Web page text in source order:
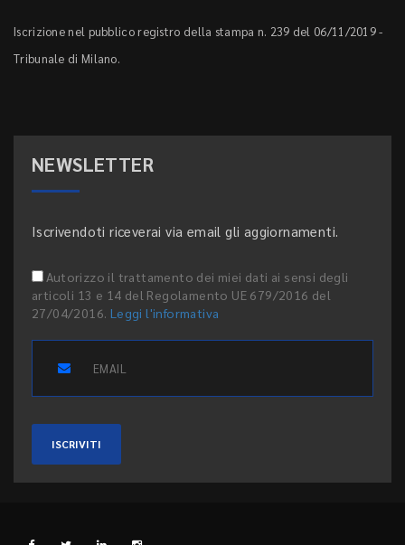
Iscrizione nel pubblico registro della stampa n. 239 del 06/11/2019 -
Tribunale di Milano.
NEWSLETTER
Iscrivendoti riceverai via email gli aggiornamenti.
Autorizzo il trattamento dei miei dati ai sensi degli
articoli 13 e 14 del Regolamento UE 679/2016 del
27/04/2016. Leggi l'informativa
ISCRIVITI